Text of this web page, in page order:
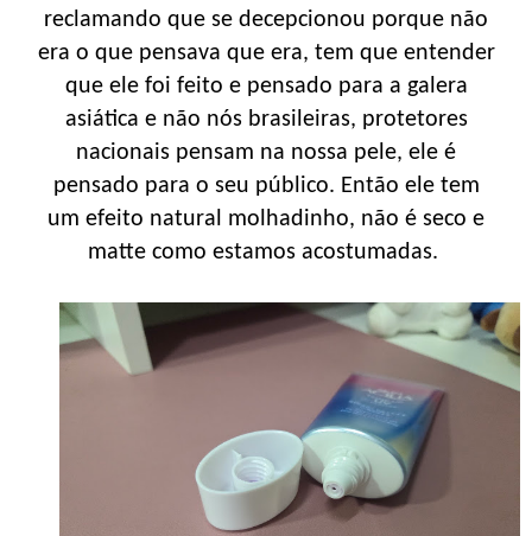
reclamando que se decepcionou porque não
era o que pensava que era, tem que entender
que ele foi feito e pensado para a galera
asiática e não nós brasileiras, protetores
nacionais pensam na nossa pele, ele é
pensado para o seu público. Então ele tem
um efeito natural molhadinho, não é seco e
matte como estamos acostumadas.